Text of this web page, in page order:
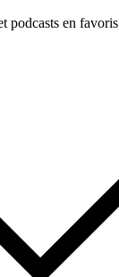
podcasts en favoris